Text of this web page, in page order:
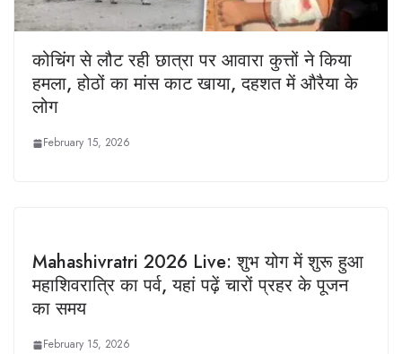
कोचिंग से लौट रही छात्रा पर आवारा कुत्तों ने किया
हमला, होठों का मांस काट खाया, दहशत में औरैया के
लोग
February 15, 2026
Mahashivratri 2026 Live: शुभ योग में शुरू हुआ
महाशिवरात्रि का पर्व, यहां पढ़ें चारों प्रहर के पूजन
का समय
February 15, 2026